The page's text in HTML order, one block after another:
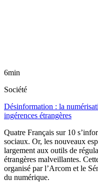
6min
Société
Désinformation : la
ingérences étrangères
Quatre Français sur 10
sociaux. Or, les nouveaux
largement aux outils de
étrangères malveillantes.
organisé par l’Arcom et le
du numérique.